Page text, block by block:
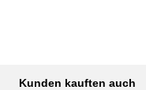
Kunden kauften auch